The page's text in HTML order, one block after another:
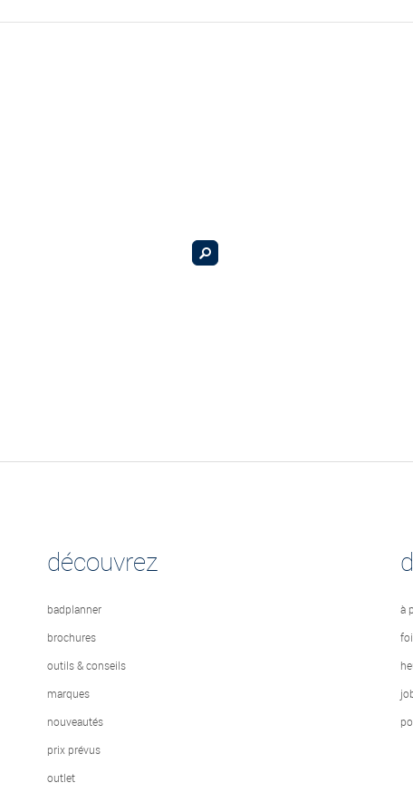
découvrez
badplanner
brochures
outils & conseils
marques
nouveautés
prix prévus
outlet
à